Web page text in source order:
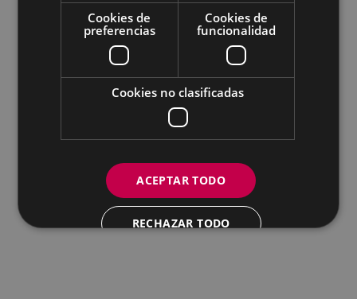
Eibarko Andretxea - Isasi kalea, 11 | 20600 Eibar
Andretxea: 943 54 39 38
Igualdad: 943 70 84 40
andretxea@eibar.eus
berdintasuna@eibar.eus
IFZ: P2003100A | DIR3 L01200300
Cookies de
preferencias
Cookies de
funcionalidad
Cookies no clasificadas
ACEPTAR TODO
RECHAZAR TODO